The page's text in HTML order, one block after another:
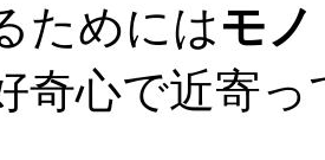
ためにはモ
奇心で近寄